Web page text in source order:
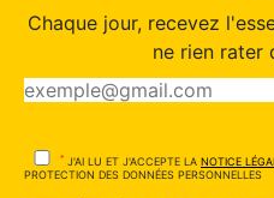
Chaque jour, recevez
ne rien rater
* J'AI LU ET J'ACCEPTE LA NOTICE
PROTECTION DES DONNÉES PERSONNELLES